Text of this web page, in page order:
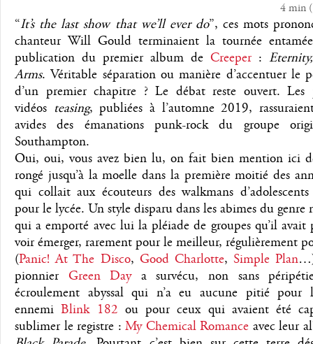
4 min(
“It’s the last show that we’ll ever do”, ces mots
chanteur Will Gould terminaient la tournée
publication du premier album deCreeper:
Arms. Véritable séparation ou manière d’accentuer le
d’un premier chapitre ? Le débat reste ouvert. Les
vidéos teasing, publiées à l’automne 2019,
avides des émanations punk-rock du groupe
Southampton.
Oui, oui, vous avez bien lu, on fait bien mention ici
rongé jusqu’à la moelle dans la première moitié des
qui collait aux écouteurs des walkmans
pour le lycée. Un style disparu dans les abimes du genre
qui a emporté avec lui la pléiade de groupes qu’il avait
voir émerger, rarement pour le meilleur, régulièrement
(Panic! At The Disco, Good Charlotte,Simple Plan
pionnier Green Daya survécu, non sans
écroulement abyssal qui n’a eu aucune pitié pour
ennemiBlink 182 ou pour ceux qui avaient été
sublimer le registre :My Chemical Romance avec leur